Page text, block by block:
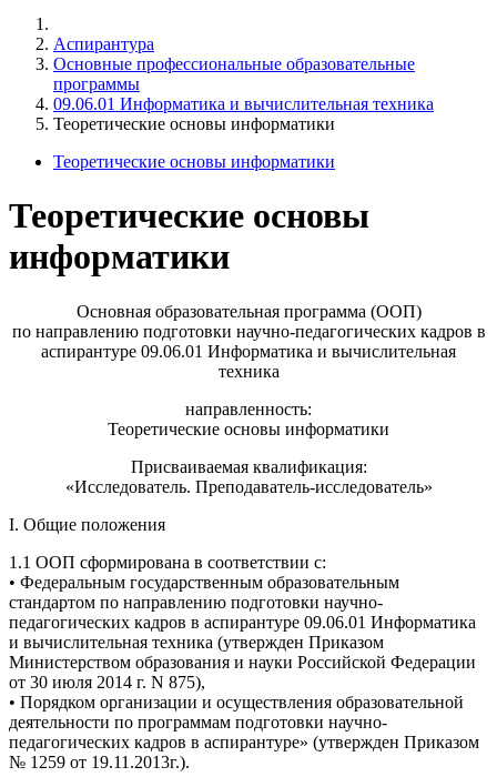
Аспирантура
Основные профессиональные образовательные
программы
09.06.01 Информатика и вычислительная техника
Теоретические основы информатики
Теоретические основы информатики
Теоретические основы
информатики
Основная образовательная программа (ООП)
по направлению подготовки научно-педагогических кадров в
аспирантуре 09.06.01 Информатика и вычислительная
техника
направленность:
Теоретические основы информатики
Присваиваемая квалификация:
«Исследователь. Преподаватель-исследователь»
I. Общие положения
1.1 ООП сформирована в соответствии с:
• Федеральным государственным образовательным
стандартом по направлению подготовки научно-
педагогических кадров в аспирантуре 09.06.01 Информатика
и вычислительная техника (утвержден Приказом
Министерством образования и науки Российской Федерации
от 30 июля 2014 г. N 875),
• Порядком организации и осуществления образовательной
деятельности по программам подготовки научно-
педагогических кадров в аспирантуре» (утвержден Приказом
№ 1259 от 19.11.2013г.).